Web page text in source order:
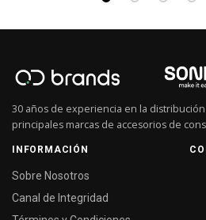
30 años de experiencia en la
principales marcas de accesorios de
INFORMACIÓN
Sobre Nosotros
Canal de Integridad